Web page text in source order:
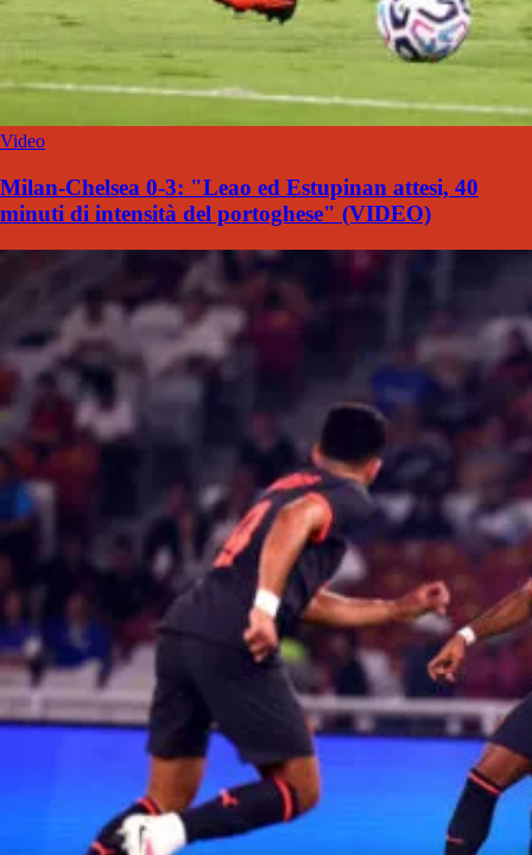
Video
Milan-Chelsea 0-3: "Leao ed Estupinan attesi, 40
minuti di intensità del portoghese" (VIDEO)